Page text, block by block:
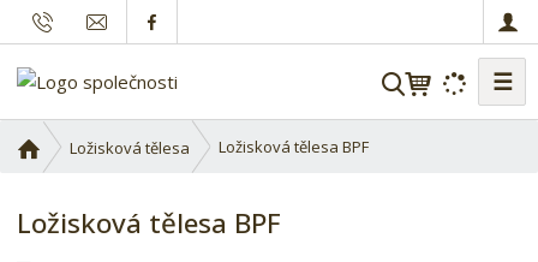
V
☰
v
d
Ložisková tělesa Ložisková tělesa BPF
Ložisková tělesa BPF